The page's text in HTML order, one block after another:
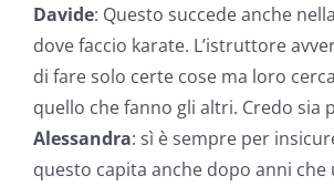
Davide: Questo succede anche
dove faccio karate. L’istruttore
di fare solo certe cose ma loro
quello che fanno gli altri. Credo sia
Alessandra: sì è sempre per
questo capita anche dopo anni che